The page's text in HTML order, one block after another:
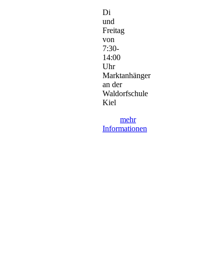
Di
und
Freitag
von
7:30-
14:00
Uhr
Marktanhänger
an der
Waldorfschule
Kiel
mehr
Informationen